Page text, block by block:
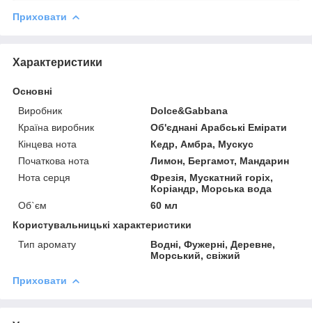
Приховати
Характеристики
Основні
Виробник
Dolce&Gabbana
Країна виробник
Об'єднані Арабські Емірати
Кінцева нота
Кедр, Амбра, Мускус
Початкова нота
Лимон, Бергамот, Мандарин
Нота серця
Фрезія, Мускатний горіх,
Коріандр, Морська вода
Об`єм
60 мл
Користувальницькі характеристики
Тип аромату
Водні, Фужерні, Деревне,
Морський, свіжий
Приховати